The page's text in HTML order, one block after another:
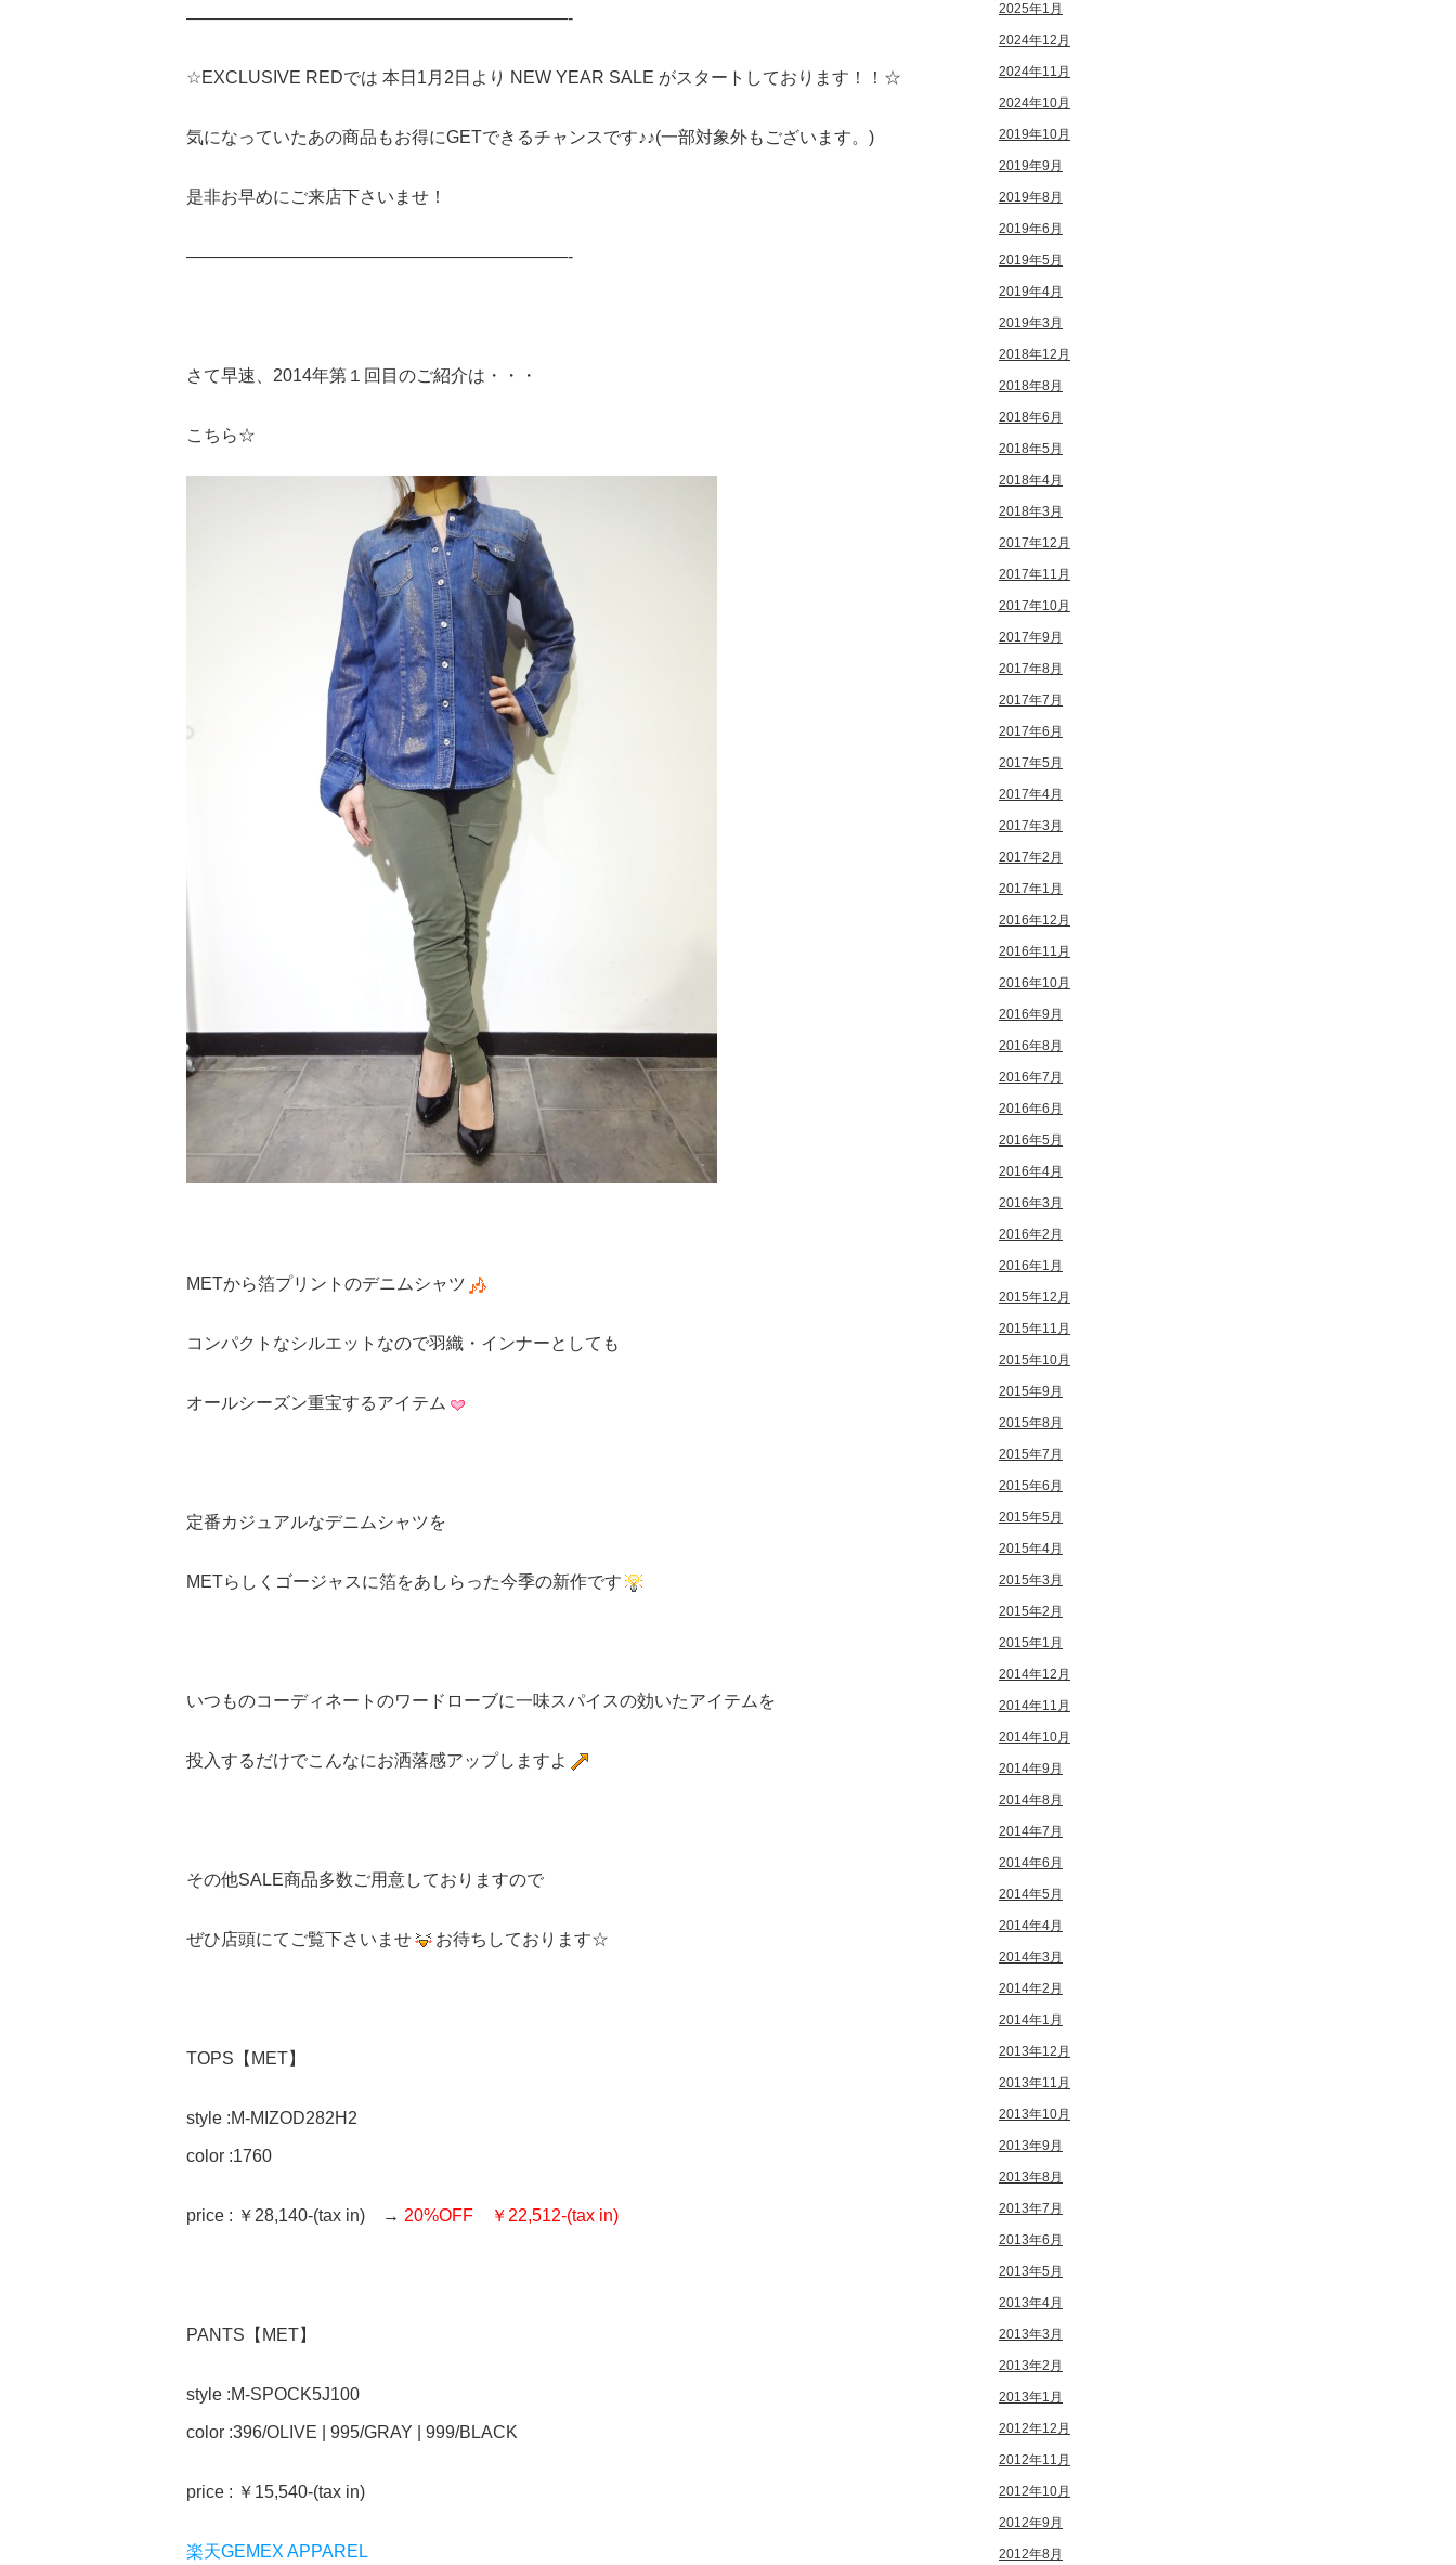
——————————————————————-
☆EXCLUSIVE REDでは 本日1月2日より NEW YEAR SALE がスタートしております！！☆
気になっていたあの商品もお得にGETできるチャンスです♪♪(一部対象外もございます。)
是非お早めにご来店下さいませ！
——————————————————————-
さて早速、2014年第１回目のご紹介は・・・
こちら☆
METから箔プリントのデニムシャツ
コンパクトなシルエットなので羽織・インナーとしても
オールシーズン重宝するアイテム
定番カジュアルなデニムシャツを
METらしくゴージャスに箔をあしらった今季の新作です
いつものコーディネートのワードローブに一味スパイスの効いたアイテムを
投入するだけでこんなにお洒落感アップしますよ
その他SALE商品多数ご用意しておりますので
ぜひ店頭にてご覧下さいませ お待ちしております☆
TOPS【MET】
style :M-MIZOD282H2
color :1760
price : ￥28,140-(tax in) → 20%OFF ￥22,512-(tax in)
PANTS【MET】
style :M-SPOCK5J100
color :396/OLIVE | 995/GRAY | 999/BLACK
price : ￥15,540-(tax in)
楽天GEMEX APPAREL
2025年1月
2024年12月
2024年11月
2024年10月
2019年10月
2019年9月
2019年8月
2019年6月
2019年5月
2019年4月
2019年3月
2018年12月
2018年8月
2018年6月
2018年5月
2018年4月
2018年3月
2017年12月
2017年11月
2017年10月
2017年9月
2017年8月
2017年7月
2017年6月
2017年5月
2017年4月
2017年3月
2017年2月
2017年1月
2016年12月
2016年11月
2016年10月
2016年9月
2016年8月
2016年7月
2016年6月
2016年5月
2016年4月
2016年3月
2016年2月
2016年1月
2015年12月
2015年11月
2015年10月
2015年9月
2015年8月
2015年7月
2015年6月
2015年5月
2015年4月
2015年3月
2015年2月
2015年1月
2014年12月
2014年11月
2014年10月
2014年9月
2014年8月
2014年7月
2014年6月
2014年5月
2014年4月
2014年3月
2014年2月
2014年1月
2013年12月
2013年11月
2013年10月
2013年9月
2013年8月
2013年7月
2013年6月
2013年5月
2013年4月
2013年3月
2013年2月
2013年1月
2012年12月
2012年11月
2012年10月
2012年9月
2012年8月